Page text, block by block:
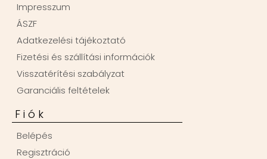
Impresszum
ÁSZF
Adatkezelési tájékoztató
Fizetési és szállítási információk
Visszatérítési szabályzat
Garanciális feltételek
Fiók
Belépés
Regisztráció